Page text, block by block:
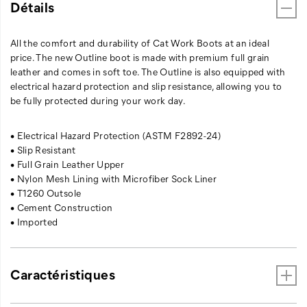
Détails
All the comfort and durability of Cat Work Boots at an ideal
price. The new Outline boot is made with premium full grain
leather and comes in soft toe. The Outline is also equipped with
electrical hazard protection and slip resistance, allowing you to
be fully protected during your work day.
• Electrical Hazard Protection (ASTM F2892-24)
• Slip Resistant
• Full Grain Leather Upper
• Nylon Mesh Lining with Microfiber Sock Liner
• T1260 Outsole
• Cement Construction
• Imported
Caractéristiques